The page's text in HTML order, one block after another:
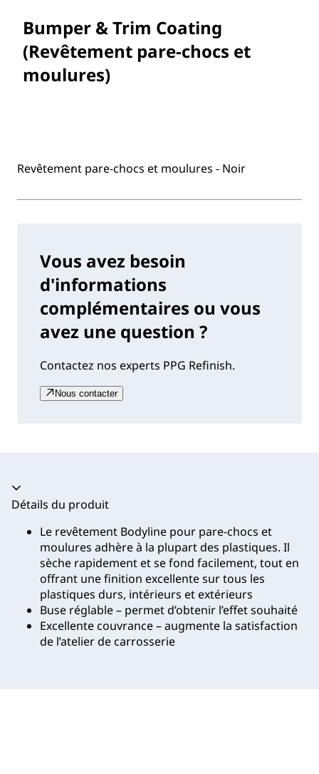
Bumper & Trim Coating
(Revêtement pare-chocs et
moulures)
Revêtement pare-chocs et moulures - Noir
Vous avez besoin
d'informations
complémentaires ou vous
avez une question ?
Contactez nos experts PPG Refinish.
Nous contacter
Accordéon fermé
Détails du produit
Le revêtement Bodyline pour pare-chocs et
moulures adhère à la plupart des plastiques. Il
sèche rapidement et se fond facilement, tout en
offrant une finition excellente sur tous les
plastiques durs, intérieurs et extérieurs
Buse réglable – permet d’obtenir l’effet souhaité
Excellente couvrance – augmente la satisfaction
de l’atelier de carrosserie